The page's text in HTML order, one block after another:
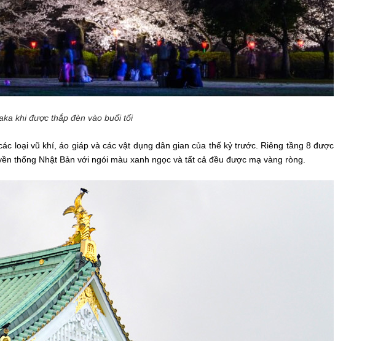
khi được thắp đèn vào buổi tối
loại vũ khí, áo giáp và các vật dụng dân gian của thế kỷ trước. Riêng tầng 8 được
thống Nhật Bản với ngói màu xanh ngọc và tất cả đều được mạ vàng ròng